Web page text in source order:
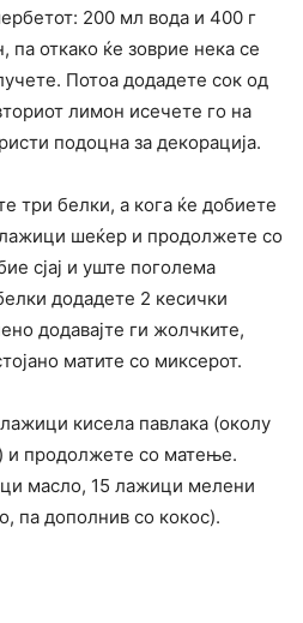
200 мл вода и 400 г
па откако ќе зоврие нека се
Потоа додадете сок од
лимон исечете го на
подоцна за декорација.
три белки, а кога ќе добиете
шеќер и продолжете со
сјај и уште поголема
додадете 2 кесички
додавајте ги жолчките,
матите со миксерот.
кисела павлака (околу
и продолжете со матење.
масло, 15 лажици мелени
па дополнив со кокос).